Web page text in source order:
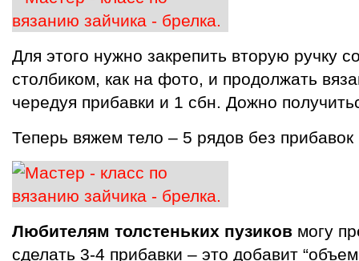
Для этого нужно закрепить вторую ручку
столбиком, как на фото, и продолжать
чередуя прибавки и 1 сбн. Дожно
Теперь вяжем тело – 5 рядов без прибавок
Любителям толстеньких пузиков могу
сделать 3-4 прибавки – это добавит